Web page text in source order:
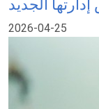
2026-04-25